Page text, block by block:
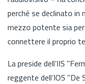
perché se declinato in
mezzo potente sia
connettere il proprio
La preside dell’IIS
reggente dell’IOS "De